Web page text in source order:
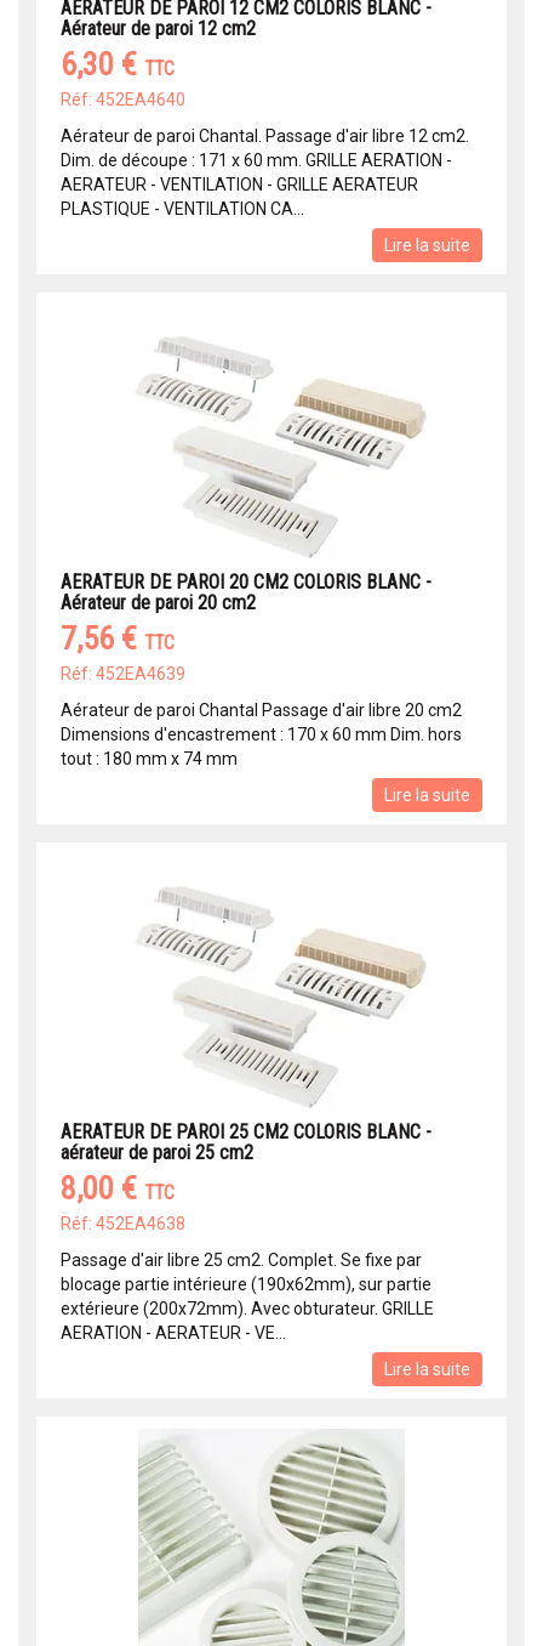
AERATEUR DE PAROI 12 CM2 COLORIS BLANC -
Aérateur de paroi 12 cm2
6,30 € TTC
Réf: 452EA4640
Aérateur de paroi Chantal. Passage d'air libre 12 cm2.
Dim. de découpe : 171 x 60 mm. GRILLE AERATION -
AERATEUR - VENTILATION - GRILLE AERATEUR
PLASTIQUE - VENTILATION CA...
Lire la suite
AERATEUR DE PAROI 20 CM2 COLORIS BLANC -
Aérateur de paroi 20 cm2
7,56 € TTC
Réf: 452EA4639
Aérateur de paroi Chantal Passage d'air libre 20 cm2
Dimensions d'encastrement : 170 x 60 mm Dim. hors
tout : 180 mm x 74 mm
Lire la suite
AERATEUR DE PAROI 25 CM2 COLORIS BLANC -
aérateur de paroi 25 cm2
8,00 € TTC
Réf: 452EA4638
Passage d'air libre 25 cm2. Complet. Se fixe par
blocage partie intérieure (190x62mm), sur partie
extérieure (200x72mm). Avec obturateur. GRILLE
AERATION - AERATEUR - VE...
Lire la suite